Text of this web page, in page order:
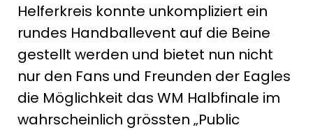
Helferkreis konnte unkompliziert ein
rundes Handballevent auf die Beine
gestellt werden und bietet nun nicht
nur den Fans und Freunden der Eagles
die Möglichkeit das WM Halbfinale im
wahrscheinlich grössten „Public